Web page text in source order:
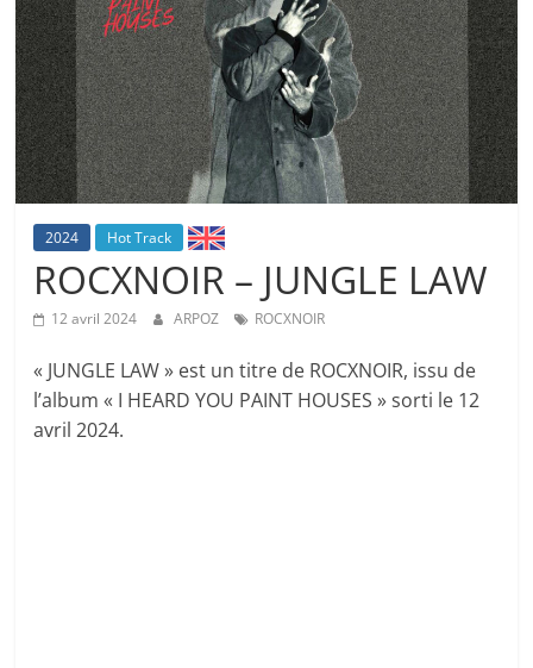
2024 Hot Track
ROCXNOIR – JUNGLE LAW
12 avril 2024 ARPOZ ROCXNOIR
« JUNGLE LAW » est un titre de ROCXNOIR, issu de
l’album « I HEARD YOU PAINT HOUSES » sorti le 12
avril 2024.